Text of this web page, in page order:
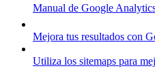
Manual de Google
Mejora tus resultados con
Utiliza los sitemaps para